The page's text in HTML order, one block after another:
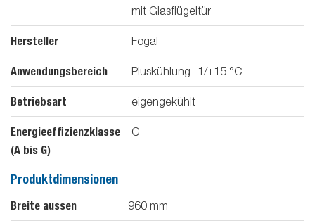
mit Glasflügeltür
Hersteller Fogal
Anwendungsbereich Pluskühlung -1/+15 °C
Betriebsart eigengekühlt
Energieeffizienzklasse
(A bis G)
C
Produktdimensionen
Breite aussen 960 mm